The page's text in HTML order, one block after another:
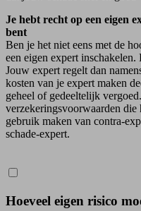
Je hebt recht op een eigen
bent
Ben je het niet eens met de
een eigen expert
Jouw expert regelt dan
kosten van je expert maken
geheel of gedeeltelijk
verzekeringsvoorwaarden
gebruik maken van contra-
schade-expert.
Hoeveel eigen risico